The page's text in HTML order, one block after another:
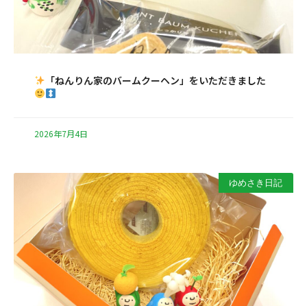
「ねんりん家のバームクーヘン」をいただきました
2026年7月4日
ゆめさき日記